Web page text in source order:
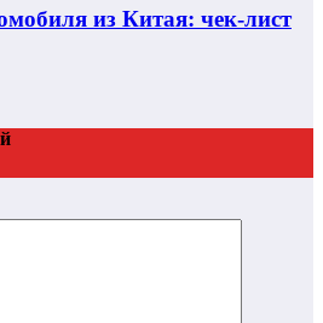
из Китая: чек-лист